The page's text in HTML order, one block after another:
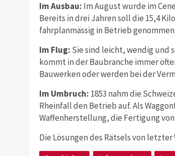
Im Ausbau: Im August wurde im
Bereits in drei Jahren soll die 15,4
fahrplanmässig in Betrieb
Im Flug: Sie sind leicht, wendig und
kommt in der Baubranche immer
Bauwerken oder werden bei der
Im Umbruch: 1853 nahm die
Rheinfall den Betrieb auf. Als
Waffenherstellung, die Fertigung
Die Lösungen des Rätsels von letzter